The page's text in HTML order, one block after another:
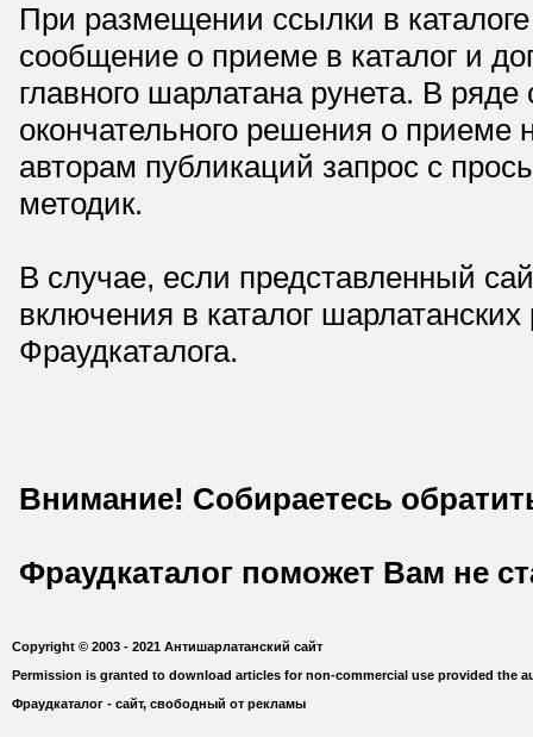
При размещении ссылки в
сообщение о приеме в каталог и
главного шарлатана рунета. В
окончательного решения о приеме
авторам публикаций запрос с
методик.
В случае, если представленный
включения в каталог
Фраудкаталога.
Внимание! Собираетесь
Фраудкаталог поможет Вам не
Copyright © 2003 - 2021 Антишарлатанский сайт
Permission is granted to download articles for non-commercial use provided the
Фраудкаталог - сайт, свободный от рекламы